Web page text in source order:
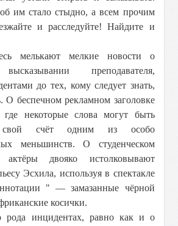
им стало стыдно, а всем прочим
и расследуйте! Найдите и
мелькают мелкие новости о
преподавателя,
до тех, кому следует знать,
О беспечном рекламном заголовке
где некоторые слова могут быть
счёт одним из особо
меньшинств. О студенческом
актёры двояко истолковывают
Эсхила, используя в спектакле
" — замазанные чёрной
косички.
рода инцидентах, равно как и о